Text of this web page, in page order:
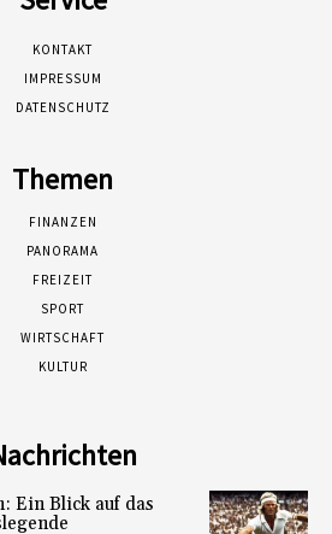
KONTAKT
IMPRESSUM
DATENSCHUTZ
Themen
FINANZEN
PANORAMA
FREIZEIT
SPORT
WIRTSCHAFT
KULTUR
Ein Blick auf das